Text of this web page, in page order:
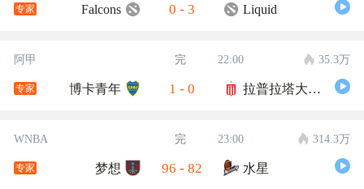
专家 Falcons 0 - 3 Liquid
阿甲 完 22:00 35.3万
专家 博卡青年 1 - 0 拉普拉塔大学生
WNBA 完 23:00 314.3万
专家 梦想 96 - 82 水星